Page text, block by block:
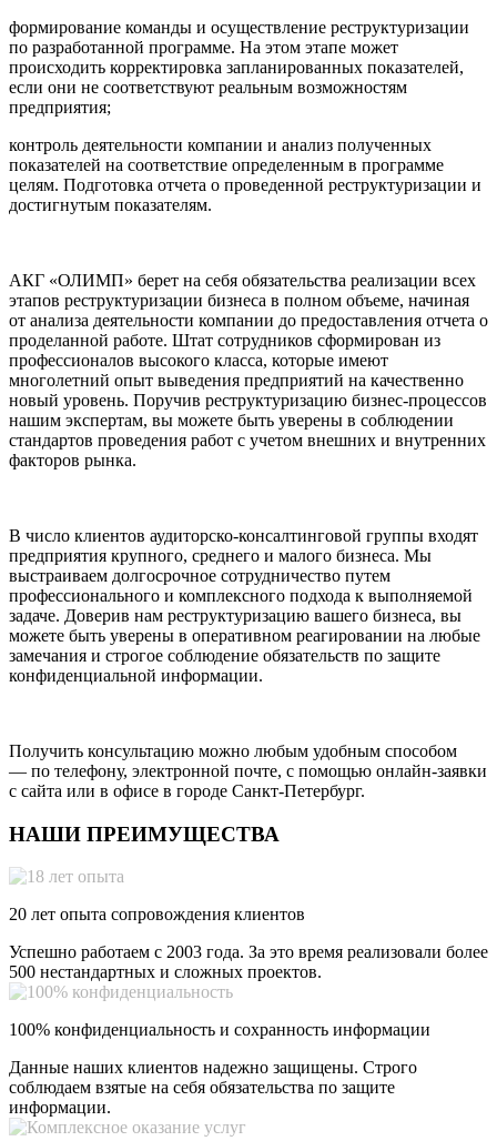
формирование команды и осуществление реструктуризации
по разработанной программе. На этом этапе может
происходить корректировка запланированных показателей,
если они не соответствуют реальным возможностям
предприятия;
контроль деятельности компании и анализ полученных
показателей на соответствие определенным в программе
целям. Подготовка отчета о проведенной реструктуризации и
достигнутым показателям.
АКГ «ОЛИМП» берет на себя обязательства реализации всех
этапов реструктуризации бизнеса в полном объеме, начиная
от анализа деятельности компании до предоставления отчета о
проделанной работе. Штат сотрудников сформирован из
профессионалов высокого класса, которые имеют
многолетний опыт выведения предприятий на качественно
новый уровень. Поручив реструктуризацию бизнес-процессов
нашим экспертам, вы можете быть уверены в соблюдении
стандартов проведения работ с учетом внешних и внутренних
факторов рынка.
В число клиентов аудиторско-консалтинговой группы входят
предприятия крупного, среднего и малого бизнеса. Мы
выстраиваем долгосрочное сотрудничество путем
профессионального и комплексного подхода к выполняемой
задаче. Доверив нам реструктуризацию вашего бизнеса, вы
можете быть уверены в оперативном реагировании на любые
замечания и строгое соблюдение обязательств по защите
конфиденциальной информации.
Получить консультацию можно любым удобным способом
— по телефону, электронной почте, с помощью онлайн-заявки
с сайта или в офисе в городе Санкт-Петербург.
НАШИ ПРЕИМУЩЕСТВА
20 лет опыта сопровождения клиентов
Успешно работаем с 2003 года. За это время реализовали более
500 нестандартных и сложных проектов.
100% конфиденциальность и сохранность информации
Данные наших клиентов надежно защищены. Строго
соблюдаем взятые на себя обязательства по защите
информации.